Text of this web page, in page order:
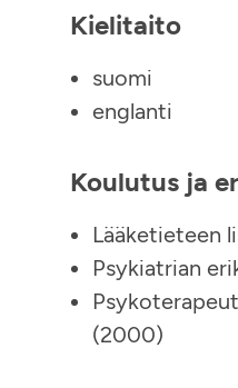
Kielitaito
suomi
englanti
Koulutus ja
Lääketieteen
Psykiatrian
(2000)